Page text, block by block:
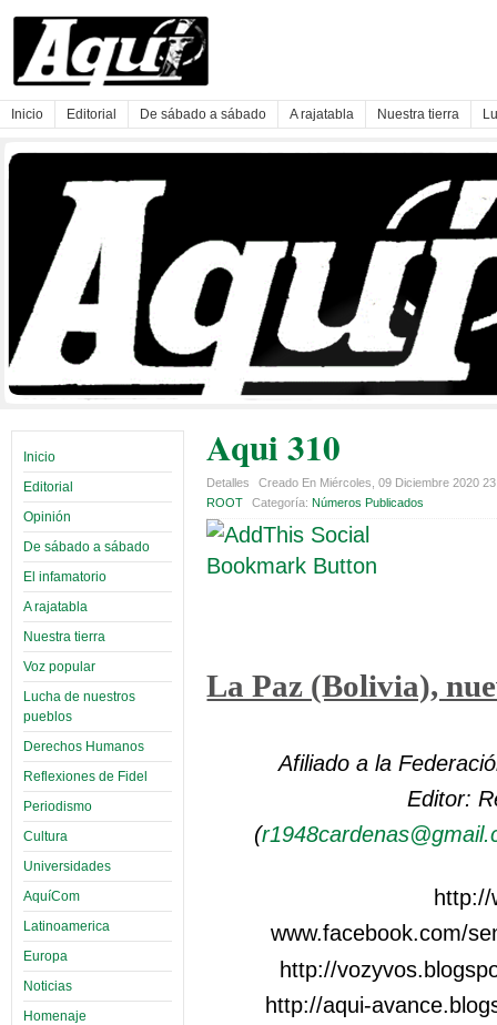
Inicio Editorial De sábado a sábado A rajatabla Nuestra tierra
Inicio
Editorial
Opinión
De sábado a sábado
El infamatorio
A rajatabla
Nuestra tierra
Voz popular
Lucha de nuestros
pueblos
Derechos Humanos
Reflexiones de Fidel
Periodismo
Cultura
Universidades
AquíCom
Latinoamerica
Europa
Noticias
Homenaje
Aqui 310
Detalles
Creado En Miércoles, 09 Diciembre 2020
ROOT
Categoría: Números Publicados
La Paz (Bolivia),
Afiliado a la
Editor:
(
http://
www.facebook.com/
http://
http://aqui-